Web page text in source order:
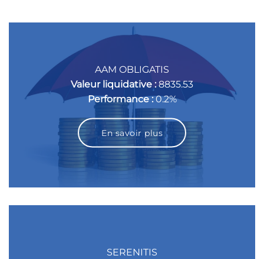
AAM OBLIGATIS
Valeur liquidative : 8835.53
Performance : 0.2%
En savoir plus
SERENITIS